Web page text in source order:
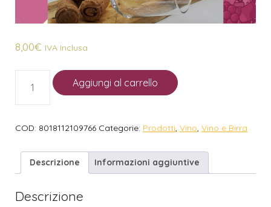
8,00€ IVA Inclusa
Aggiungi al carrello
COD: 8018112109766 Categorie: Prodotti, Vino, Vino e Birra
Descrizione Informazioni aggiuntive
Descrizione